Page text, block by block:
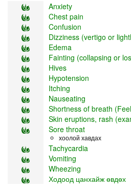
Anxiety
Chest pain
Confusion
Dizziness (vertigo or
Edema
Fainting (collapsing or
Hives
Hypotension
Itching
Nauseating
Shortness of breath
Skin eruptions, rash
Sore throat
хоолой хавдах
Tachycardia
Vomiting
Wheezing
Ходоод цанхайж өвдөх